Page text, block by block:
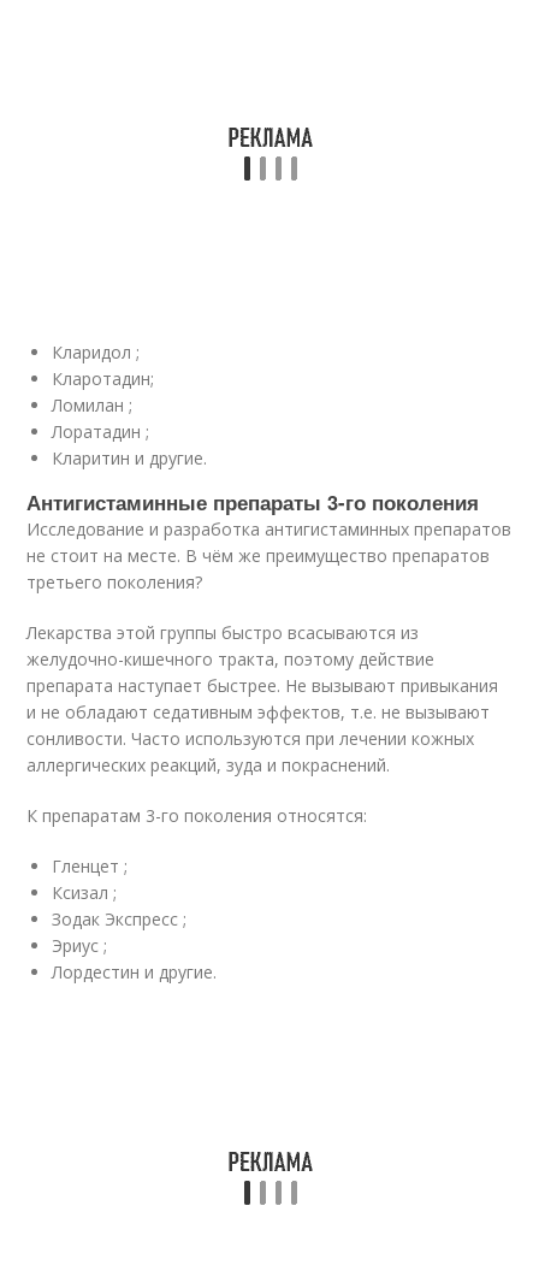
Кларидол ;
Кларотадин;
Ломилан ;
Лоратадин ;
Кларитин и другие.
Антигистаминные препараты 3-го поколения
Исследование и разработка антигистаминных препаратов
не стоит на месте. В чём же преимущество препаратов
третьего поколения?
Лекарства этой группы быстро всасываются из
желудочно-кишечного тракта, поэтому действие
препарата наступает быстрее. Не вызывают привыкания
и не обладают седативным эффектов, т.е. не вызывают
сонливости. Часто используются при лечении кожных
аллергических реакций, зуда и покраснений.
К препаратам 3-го поколения относятся:
Гленцет ;
Ксизал ;
Зодак Экспресс ;
Эриус ;
Лордестин и другие.